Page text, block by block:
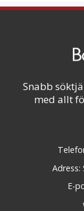
Snabb
med allt
Adress:
E-